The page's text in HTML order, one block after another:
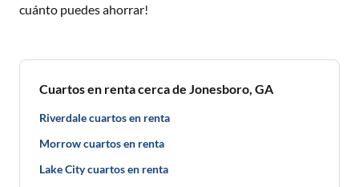
cuánto puedes ahorrar!
Cuartos en renta cerca de Jonesboro, GA
Riverdale cuartos en renta
Morrow cuartos en renta
Lake City cuartos en renta